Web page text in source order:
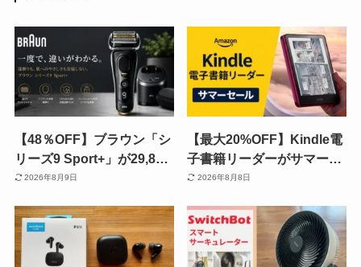
【48％OFF】ブラウン「シ
リーズ9 Sport+」が29,800
円！6in1洗浄システム付き
げ《Amazonタイムセー
ル》
2026年8月9日
【最大20%OFF】Kindle電
子書籍リーダーがサマーセ
ール！Colorsoft・
も対象【8/17まで】
2026年8月8日